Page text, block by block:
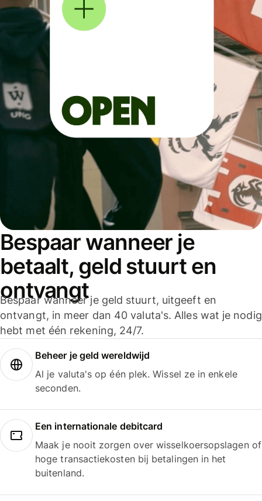
Bespaar wanneer je
betaalt, geld stuurt en
ontvangt
Bespaar wanneer je geld stuurt, uitgeeft en
ontvangt, in meer dan 40 valuta's. Alles wat je nodig
hebt met één rekening, 24/7.
Beheer je geld wereldwijd
Al je valuta's op één plek. Wissel ze in enkele
seconden.
Een internationale debitcard
Maak je nooit zorgen over wisselkoersopslagen of
hoge transactiekosten bij betalingen in het
buitenland.